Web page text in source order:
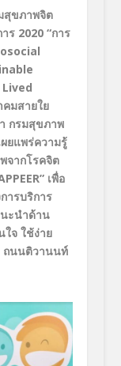
สุขภาพจิต
ร 2020 “การ
คมสายใย
กรมสุขภาพ
ยแพร่ความรู้
จากโรคจิต
เพื่อ
ารบริการ
ะนำด้าน
ใจ ใช้ง่าย
นนติวานนท์